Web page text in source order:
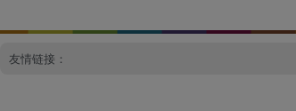
友情链接：